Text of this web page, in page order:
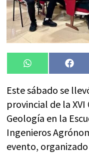
Compartir
en
WhatsApp
en
Este sábado se
provincial de la
Geología en la
Ingenieros
evento,